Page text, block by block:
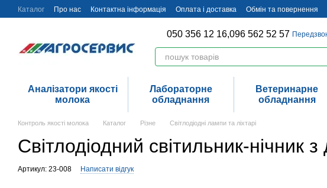
Перейти до основного контенту
Каталог Про нас Контактна інформація Оплата і доставка Обмін та повернення
050 356 12 16,096 562 52 57
Аналізатори якості
молока
Лабораторне
обладнання
Ветеринарне
обладнання
Контроль якості молока Каталог Різне Світлодіодні лампи та ліхтарі
Світлодіодний світильник-нічник
Артикул: 23-008 Написати відгук